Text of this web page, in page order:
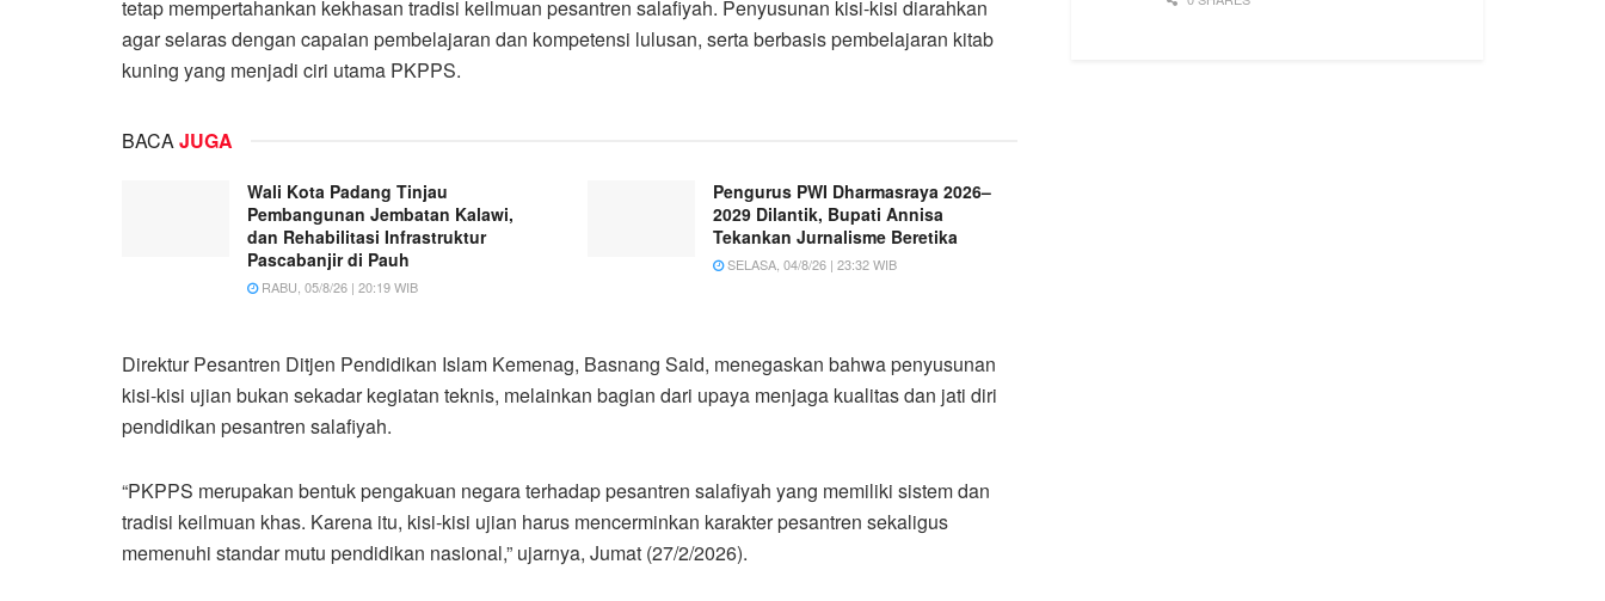
tetap mempertahankan kekhasan tradisi keilmuan pesantren salafiyah. Penyusunan kisi-kisi diarahkan
agar selaras dengan capaian pembelajaran dan kompetensi lulusan, serta berbasis pembelajaran kitab
kuning yang menjadi ciri utama PKPPS.
BACAJUGA
Wali Kota Padang Tinjau
Pembangunan Jembatan Kalawi,
dan Rehabilitasi Infrastruktur
Pascabanjir di Pauh
RABU, 05/8/26 | 20:19 WIB
Pengurus PWI Dharmasraya 2026–
2029 Dilantik, Bupati Annisa
Tekankan Jurnalisme Beretika
SELASA, 04/8/26 | 23:32 WIB
Direktur Pesantren Ditjen Pendidikan Islam Kemenag, Basnang Said, menegaskan bahwa penyusunan
kisi-kisi ujian bukan sekadar kegiatan teknis, melainkan bagian dari upaya menjaga kualitas dan jati diri
pendidikan pesantren salafiyah.
“PKPPS merupakan bentuk pengakuan negara terhadap pesantren salafiyah yang memiliki sistem dan
tradisi keilmuan khas. Karena itu, kisi-kisi ujian harus mencerminkan karakter pesantren sekaligus
memenuhi standar mutu pendidikan nasional,” ujarnya, Jumat (27/2/2026).